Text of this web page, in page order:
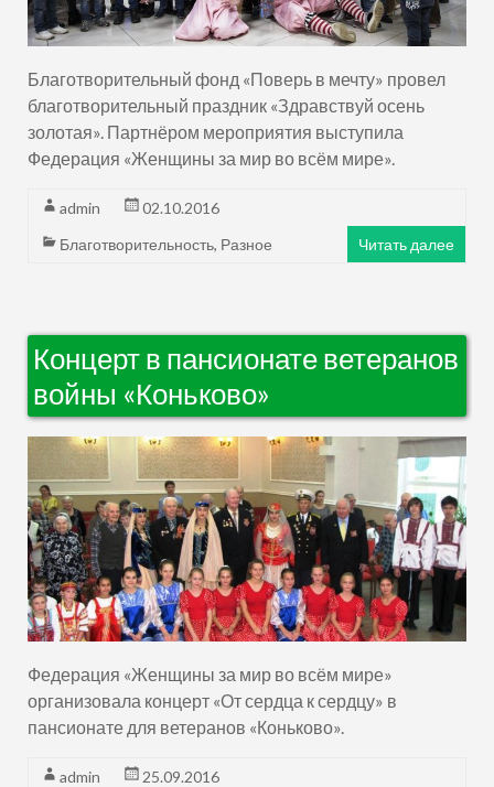
Благотворительный фонд «Поверь в мечту» провел
благотворительный праздник «Здравствуй осень
золотая». Партнёром мероприятия выступила
Федерация «Женщины за мир во всём мире».
admin
02.10.2016
Благотворительность, Разное Читать далее
Концерт в пансионате ветеранов
войны «Коньково»
Федерация «Женщины за мир во всём мире»
организовала концерт «От сердца к сердцу» в
пансионате для ветеранов «Коньково».
admin
25.09.2016